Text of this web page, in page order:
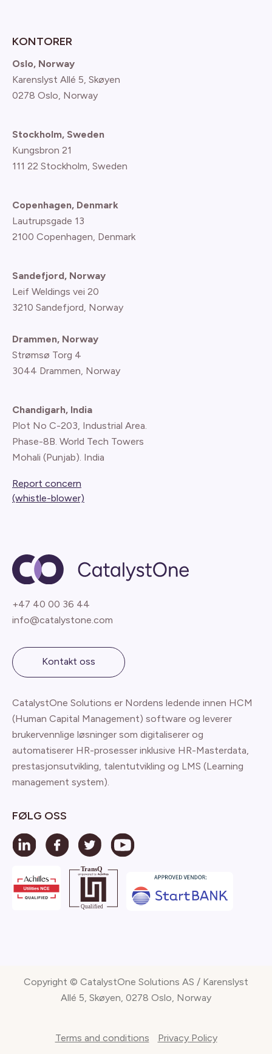
KONTORER
Oslo, Norway
Karenslyst Allé 5, Skøyen
0278 Oslo, Norway
Stockholm, Sweden
Kungsbron 21
111 22 Stockholm, Sweden
Copenhagen, Denmark
Lautrupsgade 13
2100 Copenhagen, Denmark
Sandefjord, Norway
Leif Weldings vei 20
3210 Sandefjord, Norway
Drammen, Norway
Strømsø Torg 4
3044 Drammen, Norway
Chandigarh, India
Plot No C-203, Industrial Area.
Phase-8B. World Tech Towers
Mohali (Punjab). India
Report concern
(whistle-blower)
+47 40 00 36 44
info@catalystone.com
Kontakt oss
CatalystOne Solutions er Nordens ledende innen HCM
(Human Capital Management) software og leverer
brukervennlige løsninger som digitaliserer og
automatiserer HR-prosesser inklusive HR-Masterdata,
prestasjonsutvikling, talentutvikling og LMS (Learning
management system).
FØLG OSS
Copyright © CatalystOne Solutions AS / Karenslyst
Allé 5, Skøyen, 0278 Oslo, Norway
Terms and conditions Privacy Policy